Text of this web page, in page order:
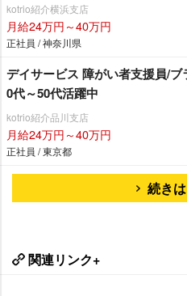
kotrio紹介横浜支店
月給24万円～40万円
正社員 / 神奈川県
デイサービス 障がい者支援員/
0代～50代活躍中
kotrio紹介品川支店
月給24万円～40万円
正社員 / 東京都
続き
関連リンク+